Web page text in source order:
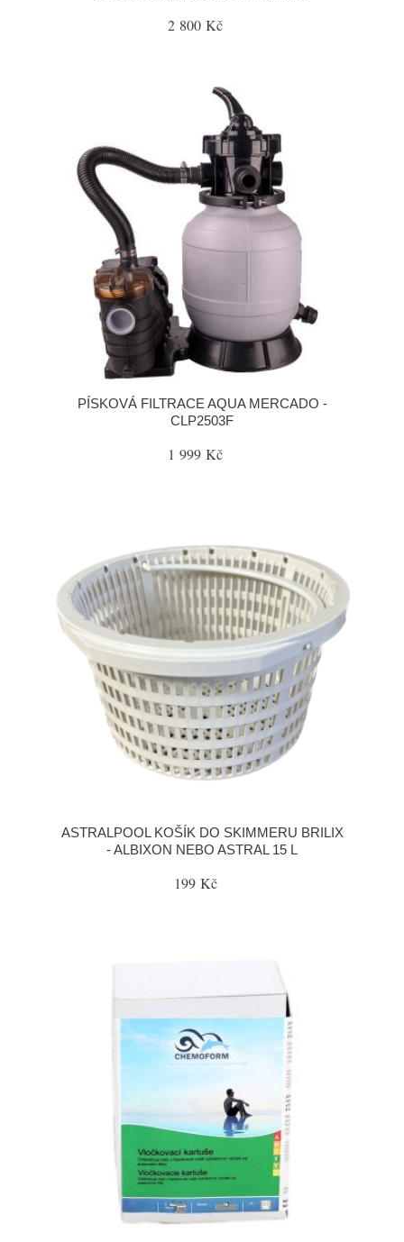
2 800 Kč
PÍSKOVÁ FILTRACE AQUA MERCADO -
CLP2503F
1 999 Kč
ASTRALPOOL KOŠÍK DO SKIMMERU BRILIX
- ALBIXON NEBO ASTRAL 15 L
199 Kč